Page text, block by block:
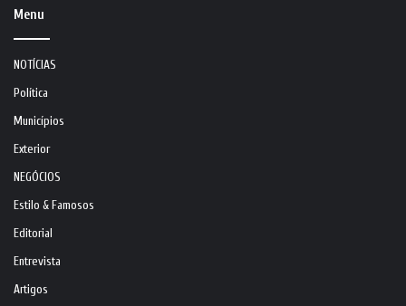
Menu
NOTÍCIAS
Política
Municípios
Exterior
NEGÓCIOS
Estilo & Famosos
Editorial
Entrevista
Artigos